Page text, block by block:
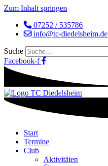
Zum Inhalt springen
07252 / 535786
info@tc-diedelsheim.de
Suche
Facebook-f
Start
Termine
Club
Aktivitäten